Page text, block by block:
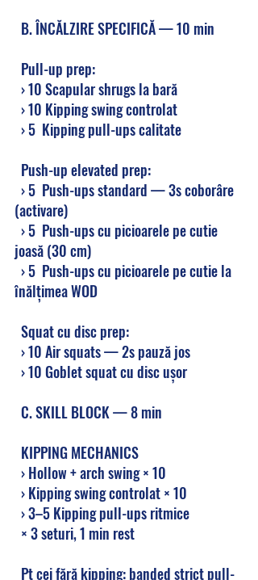
  B. ÎNCĂLZIRE SPECIFICĂ — 10 min
  Pull-up prep:
  › 10 Scapular shrugs la bară
  › 10 Kipping swing controlat
  › 5  Kipping pull-ups calitate
  Push-up elevated prep:
(activare)
joasă (30 cm)
înălțimea WOD
  Squat cu disc prep:
  › 10 Air squats — 2s pauză jos
  › 10 Goblet squat cu disc ușor
  C. SKILL BLOCK — 8 min
  KIPPING MECHANICS
  › Hollow + arch swing × 10
  › Kipping swing controlat × 10
  › 3–5 Kipping pull-ups ritmice
  × 3 seturi, 1 min rest